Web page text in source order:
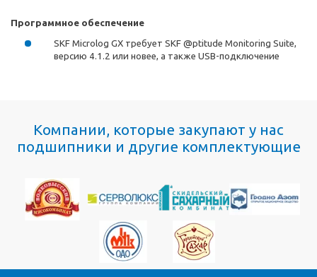
Программное обеспечение
SKF Microlog GX требует SKF @ptitude Monitoring Suite,
версию 4.1.2 или новее, а также USB-подключение
Компании, которые закупают у нас
подшипники и другие комплектующие